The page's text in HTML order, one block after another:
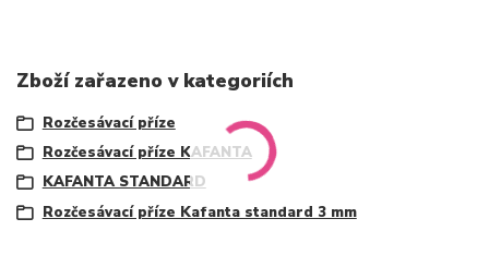
Zboží zařazeno v kategoriích
Rozčesávací příze
Rozčesávací příze KAFANTA
KAFANTA STANDARD
Rozčesávací příze Kafanta standard 3 mm